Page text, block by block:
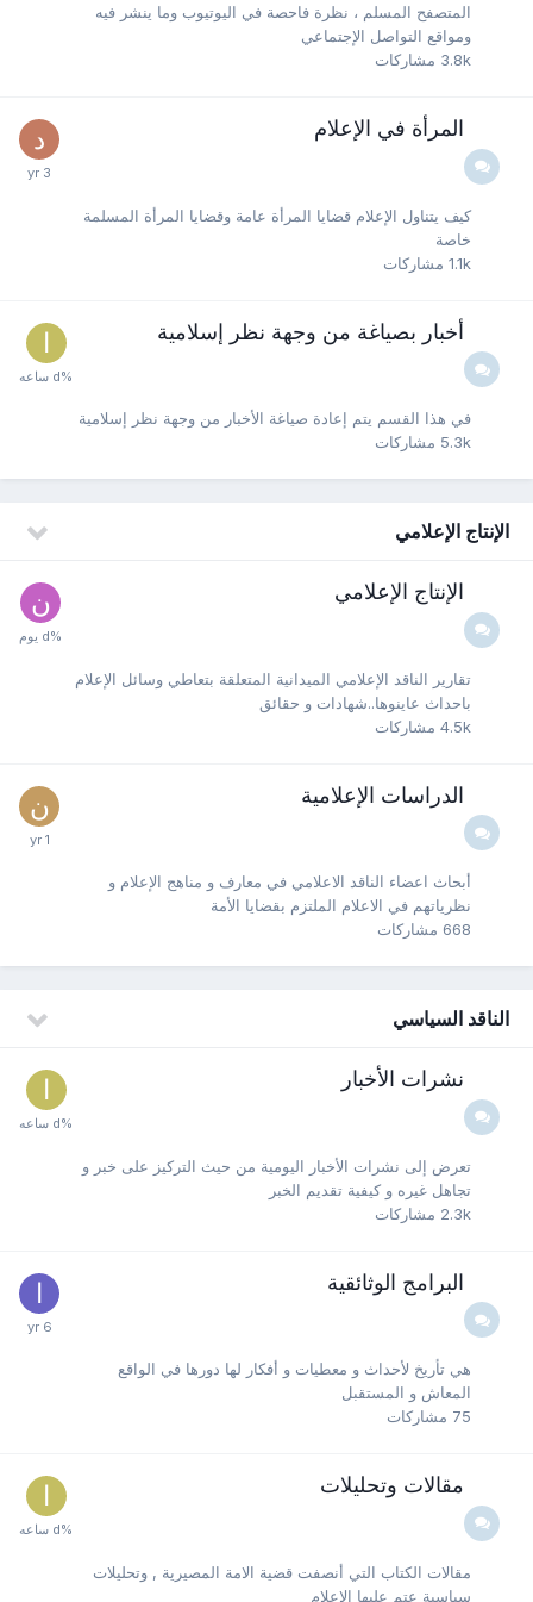
المتصفح المسلم ، نظرة فاحصة في اليوتيوب وما ينشر فيه
ومواقع التواصل الإجتماعي
3.8k
مشاركات
المرأة في الإعلام
كيف يتناول الإعلام قضايا المرأة عامة وقضايا المرأة المسلمة
خاصة
1.1k مشاركات
أخبار بصياغة من وجهة نظر إسلامية
في هذا القسم يتم إعادة صياغة الأخبار من وجهة نظر إسلامية
5.3k
مشاركات
الإنتاج الإعلامي
الإنتاج الإعلامي
تقارير الناقد الإعلامي الميدانية المتعلقة بتعاطي وسائل الإعلام
باحداث عاينوها..شهادات و حقائق
4.5k مشاركات
الدراسات الإعلامية
أبحاث اعضاء الناقد الاعلامي في معارف و مناهج الإعلام و
نظرياتهم في الاعلام الملتزم بقضايا الأمة
668
مشاركات
الناقد السياسي
نشرات الأخبار
تعرض إلى نشرات الأخبار اليومية من حيث التركيز على خبر و
تجاهل غيره و كيفية تقديم الخبر
2.3k
مشاركات
البرامج الوثائقية
هي تأريخ لأحداث و معطيات و أفكار لها دورها في الواقع
المعاش و المستقبل
75
مشاركات
مقالات وتحليلات
مقالات الكتاب التي أنصفت قضية الامة المصيرية , وتحليلات
سياسية عتم عليها الإعلام